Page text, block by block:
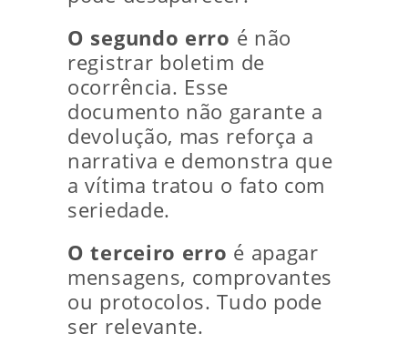
O segundo erro é não
registrar boletim de
ocorrência. Esse
documento não garante a
devolução, mas reforça a
narrativa e demonstra que
a vítima tratou o fato com
seriedade.
O terceiro erro é apagar
mensagens, comprovantes
ou protocolos. Tudo pode
ser relevante.